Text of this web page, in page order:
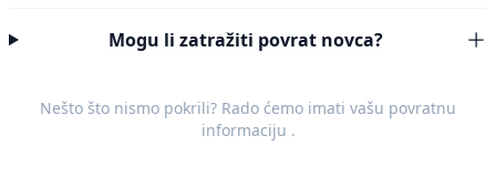
Mogu li zatražiti povrat novca?
Nešto što nismo pokrili? Rado ćemo imati vašu povratnu
informaciju .